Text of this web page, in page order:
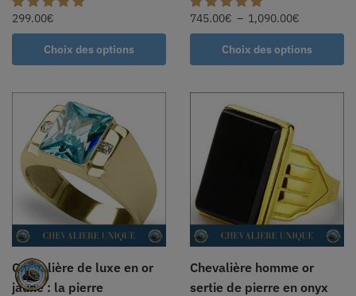
299.00€
Choix des options
745.00€ – 1,090.00€
Choix des options
Chevalière de luxe en or
jaune : la pierre
Chevalière homme or
sertie de pierre en onyx